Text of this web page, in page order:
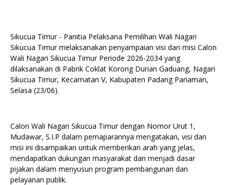
Sikucua Timur - Panitia Pelaksana Pemilihan Wali Nagari
Sikucua Timur melaksanakan penyampaian visi dan misi Calon
Wali Nagari Sikucua Timur Periode 2026-2034 yang
dilaksanakan di Pabrik Coklat Korong Durian Gaduang, Nagari
Sikucua Timur, Kecamatan V, Kabupaten Padang Pariaman,
Selasa (23/06).
Calon Wali Nagari Sikucua Timur dengan Nomor Urut 1,
Mudawar, S.I.P dalam pemaparannya mengatakan, visi dan
misi ini disampaikan untuk memberikan arah yang jelas,
mendapatkan dukungan masyarakat dan menjadi dasar
pijakan dalam menyusun program pembangunan dan
pelayanan publik.